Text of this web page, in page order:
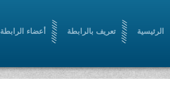
الرئيسية تعريف بالرابطة أعضاء الرابطة